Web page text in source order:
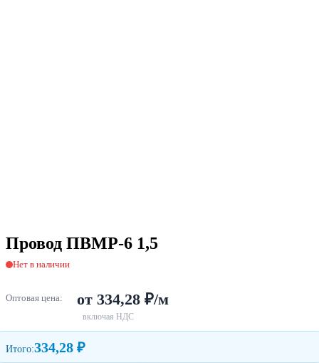
Провод ПВМР-6 1,5
Нет в наличии
Оптовая цена: от 334,28 ₽/м
включая НДС
Итого:334,28 ₽